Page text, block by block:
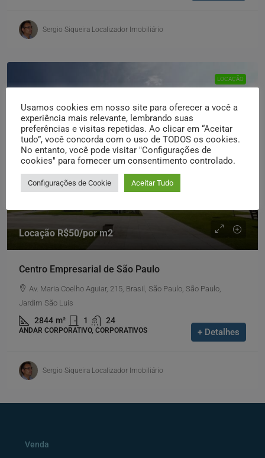
Sergio Siqueira Localizador Imobiliário
LOCAÇÃO
LocaçãoR$50/por m2
Centro Empresarial de São Paulo
Av. Maria Coelho Aguiar, 215, Brasil, São Paulo, São Paulo,
Jardim São Luis
2844 m² 1 24
ANDAR CORPORATIVO, CORPORATIVOS + Detalhes
Sergio Siqueira Localizador Imobiliário
Venda
Usamos cookies em nosso site para oferecer a você a
experiência mais relevante, lembrando suas
preferências e visitas repetidas. Ao clicar em “Aceitar
tudo”, você concorda com o uso de TODOS os cookies.
No entanto, você pode visitar "Configurações de
cookies" para fornecer um consentimento controlado.
Configurações de Cookie Aceitar Tudo